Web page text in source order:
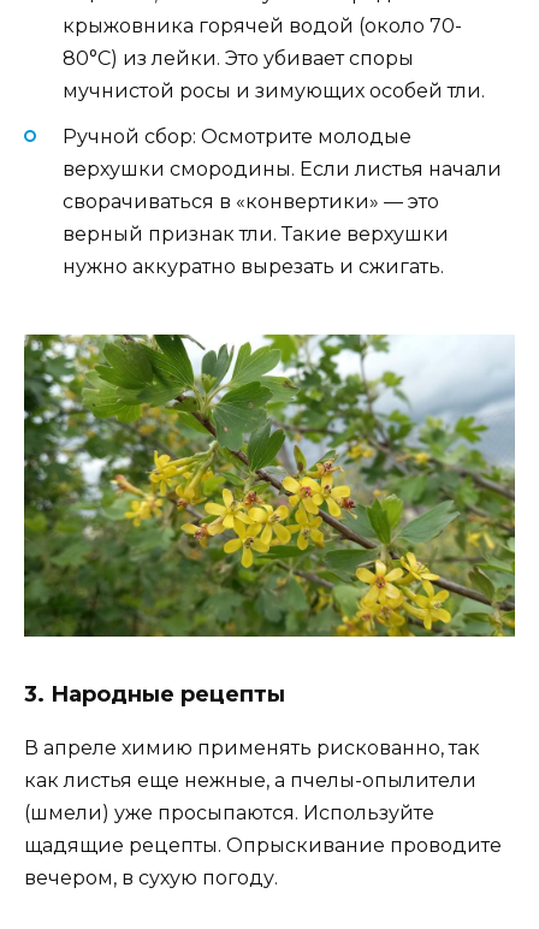
крыжовника горячей водой (около 70-
80°C) из лейки. Это убивает споры
мучнистой росы и зимующих особей тли.
Ручной сбор: Осмотрите молодые
верхушки смородины. Если листья начали
сворачиваться в «конвертики» — это
верный признак тли. Такие верхушки
нужно аккуратно вырезать и сжигать.
3. Народные рецепты
В апреле химию применять рискованно, так
как листья еще нежные, а пчелы-опылители
(шмели) уже просыпаются. Используйте
щадящие рецепты. Опрыскивание проводите
вечером, в сухую погоду.